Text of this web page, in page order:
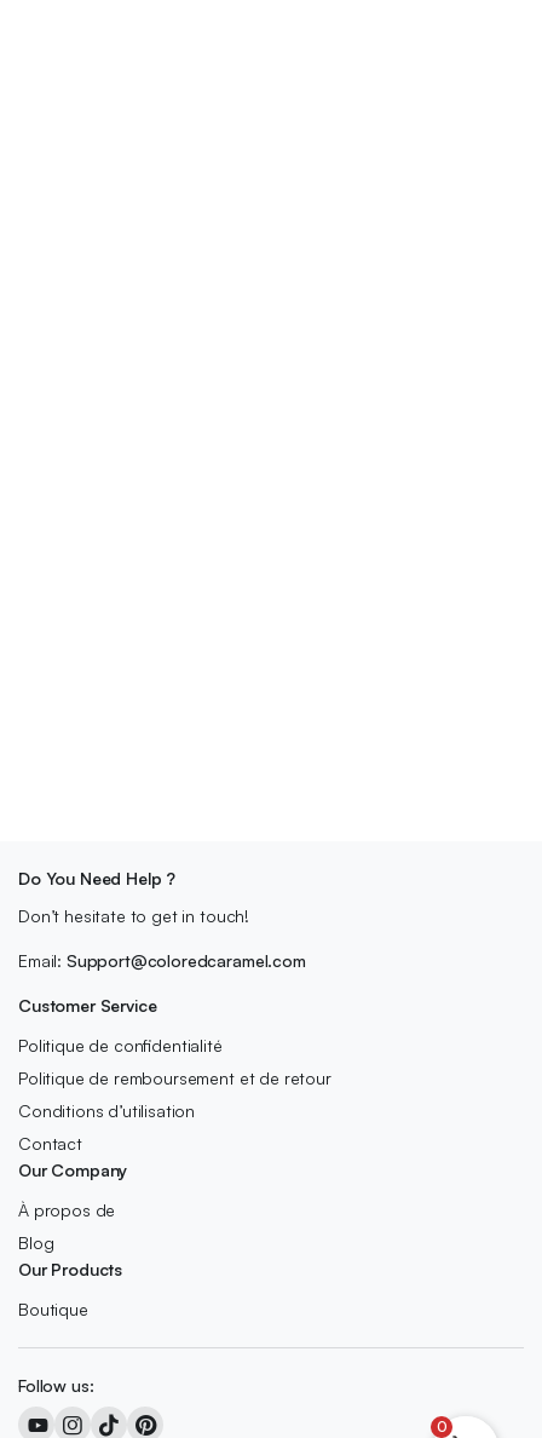
Do You Need Help ?
Don’t hesitate to get in touch!
Email: Support@coloredcaramel.com
Customer Service
Politique de confidentialité
Politique de remboursement et de retour
Conditions d’utilisation
Contact
Our Company
À propos de
Blog
Our Products
Boutique
Follow us:
0